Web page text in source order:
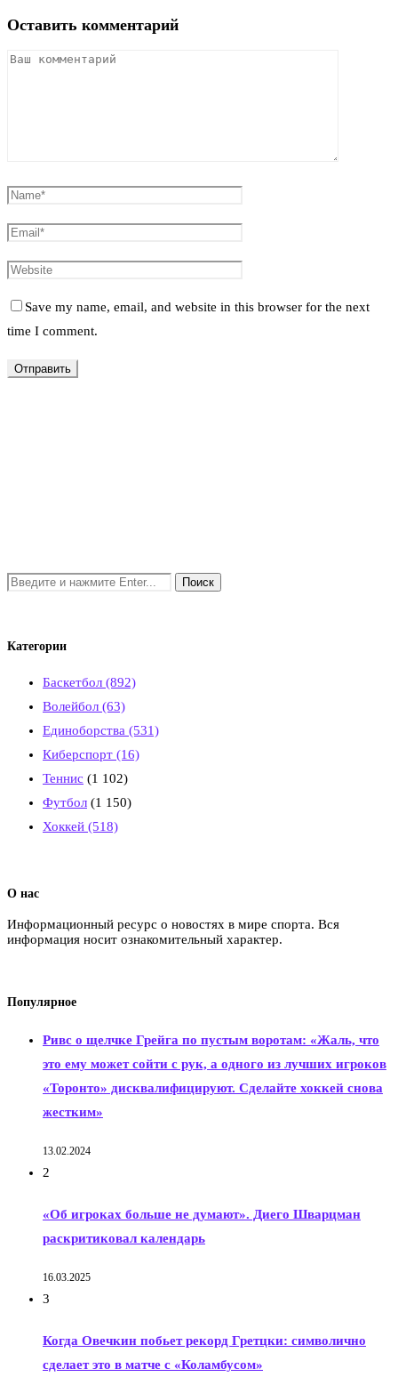
Оставить комментарий
Save my name, email, and website in this browser for the next
time I comment.
Категории
Баскетбол (892)
Волейбол (63)
Единоборства (531)
Киберспорт (16)
Теннис (1 102)
Футбол (1 150)
Хоккей (518)
О нас
Информационный ресурс о новостях в мире спорта. Вся
информация носит ознакомительный характер.
Популярное
Ривс о щелчке Грейга по пустым воротам: «Жаль, что
это ему может сойти с рук, а одного из лучших игроков
«Торонто» дисквалифицируют. Сделайте хоккей снова
жестким»
13.02.2024
2
«Об игроках больше не думают». Диего Шварцман
раскритиковал календарь
16.03.2025
3
Когда Овечкин побьет рекорд Гретцки: символично
сделает это в матче с «Коламбусом»